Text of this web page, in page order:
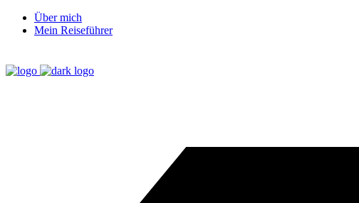
Über mich
Mein Reiseführer